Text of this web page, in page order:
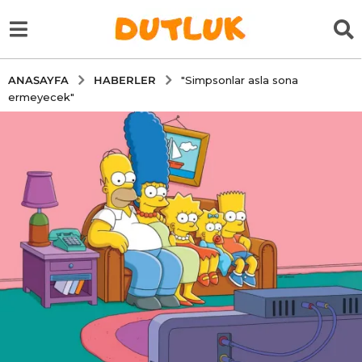
ANASAYFA HABERLER
"Simpsonlar asla sona
ermeyecek"